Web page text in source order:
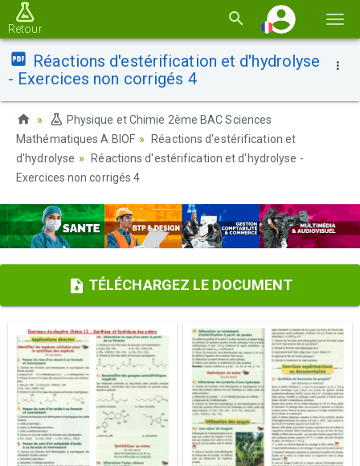
la
Retour
Réactions d'estérification et d'hydrolyse
- Exercices non corrigés 4
Physique et Chimie 2ème BAC Sciences
Mathématiques A BIOF
Réactions d'estérification et
d'hydrolyse
Réactions d'estérification et d'hydrolyse -
Exercices non corrigés 4
TÉLÉCHARGEZ LE DOCUMENT